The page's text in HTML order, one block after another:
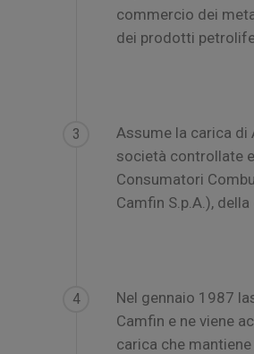
commercio dei
dei prodotti
3
Assume la carica
società controllate
Consumatori
Camfin S.p.A.),
4
Nel gennaio 1987
Camfin e ne viene
carica che